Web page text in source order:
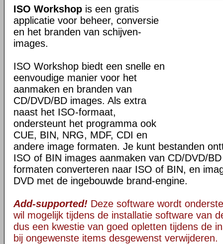
ISO Workshop is een gratis
applicatie voor beheer, conversie
en het branden van schijven-
images.
ISO Workshop biedt een snelle en
eenvoudige manier voor het
aanmaken en branden van
CD/DVD/BD images. Als extra
naast het ISO-formaat,
ondersteunt het programma ook
CUE, BIN, NRG, MDF, CDI en
andere image formaten. Je kunt bestanden
ISO of BIN images aanmaken van CD/DVD/
formaten converteren naar ISO of BIN, en
DVD met de ingebouwde brand-engine.
Add-supported! Deze software wordt
wil mogelijk tijdens de installatie software van
dus een kwestie van goed opletten tijdens de
bij ongewenste items desgewenst verwijderen.